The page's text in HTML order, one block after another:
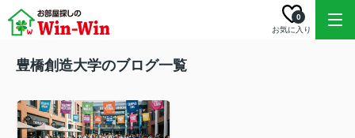
お気に入り
0
豊橋創造大学のブログ一覧